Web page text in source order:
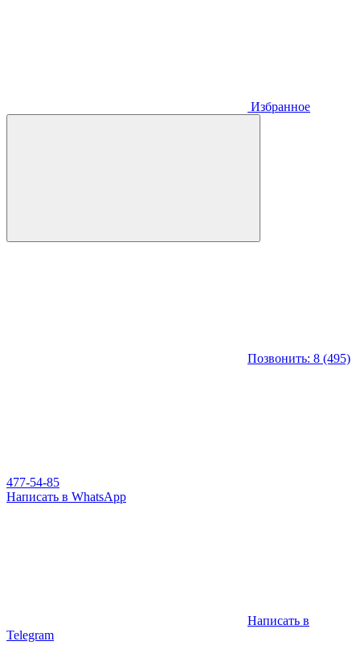
Избранное
Позвонить: 8 (495)
477-54-85
Написать в WhatsApp
Написать в
Telegram